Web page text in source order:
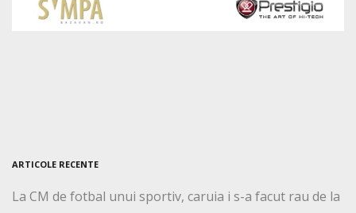
ARTICOLE RECENTE
La CM de fotbal unui sportiv, caruia i s-a facut rau de la